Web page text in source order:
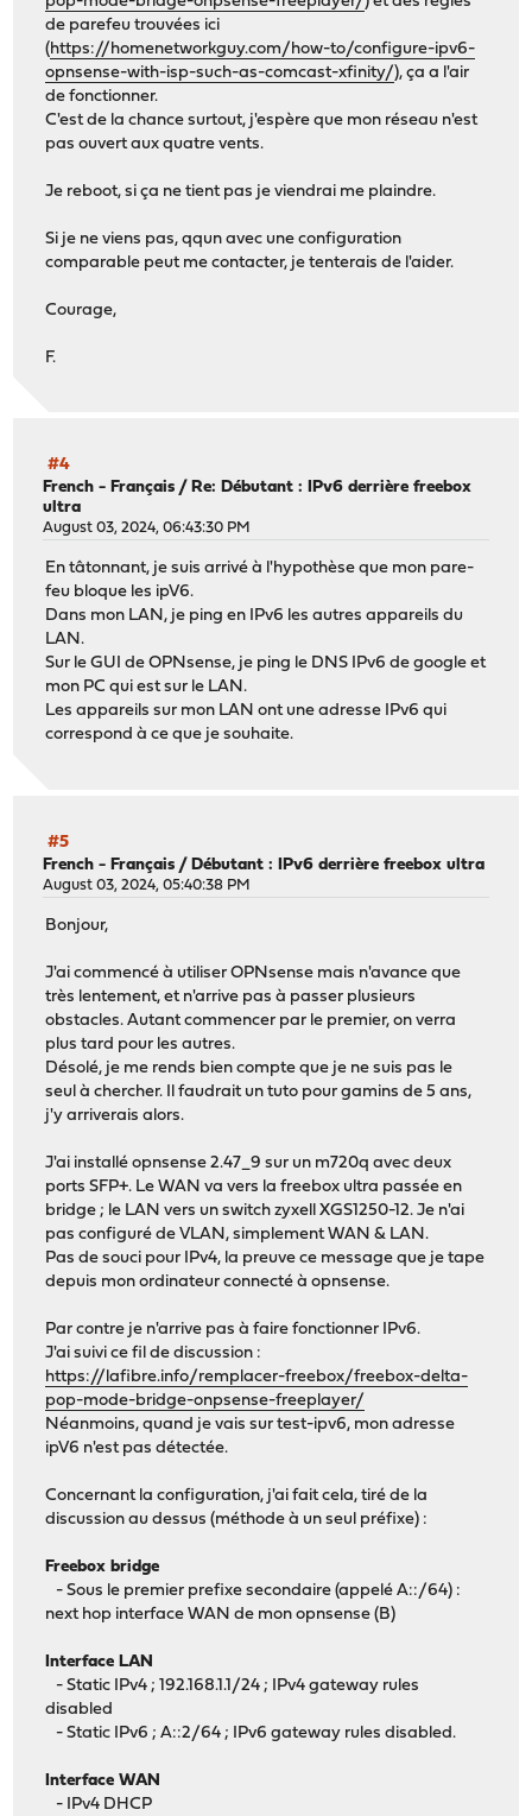
de parefeu trouvées ici
(https://homenetworkguy.com/how-to/configure-ipv6-
opnsense-with-isp-such-as-comcast-xfinity/), ça a l'air
de fonctionner.
C'est de la chance surtout, j'espère que mon réseau n'est
pas ouvert aux quatre vents.
Je reboot, si ça ne tient pas je viendrai me plaindre.
Si je ne viens pas, qqun avec une configuration
comparable peut me contacter, je tenterais de l'aider.
Courage,
F.
#4
French - Français /Re: Débutant : IPv6 derrière freebox
ultra
August 03, 2024, 06:43:30 PM
En tâtonnant, je suis arrivé à l'hypothèse que mon pare-
feu bloque les ipV6.
Dans mon LAN, je ping en IPv6 les autres appareils du
LAN.
Sur le GUI de OPNsense, je ping le DNS IPv6 de google et
mon PC qui est sur le LAN.
Les appareils sur mon LAN ont une adresse IPv6 qui
correspond à ce que je souhaite.
#5
French - Français / Débutant : IPv6 derrière freebox ultra
August 03, 2024, 05:40:38 PM
Bonjour,
J'ai commencé à utiliser OPNsense mais n'avance que
très lentement, et n'arrive pas à passer plusieurs
obstacles. Autant commencer par le premier, on verra
plus tard pour les autres.
Désolé, je me rends bien compte que je ne suis pas le
seul à chercher. Il faudrait un tuto pour gamins de 5 ans,
j'y arriverais alors.
J'ai installé opnsense 2.47_9 sur un m720q avec deux
ports SFP+. Le WAN va vers la freebox ultra passée en
bridge ; le LAN vers un switch zyxell XGS1250-12. Je n'ai
pas configuré de VLAN, simplement WAN & LAN.
Pas de souci pour IPv4, la preuve ce message que je tape
depuis mon ordinateur connecté à opnsense.
Par contre je n'arrive pas à faire fonctionner IPv6.
J'ai suivi ce fil de discussion :
https://lafibre.info/remplacer-freebox/freebox-delta-
pop-mode-bridge-onpsense-freeplayer/
Néanmoins, quand je vais sur test-ipv6, mon adresse
ipV6 n'est pas détectée.
Concernant la configuration, j'ai fait cela, tiré de la
discussion au dessus (méthode à un seul préfixe) :
Freebox bridge
- Sous le premier prefixe secondaire (appelé A::/64) :
next hop interface WAN de mon opnsense (B)
Interface LAN
- Static IPv4 ; 192.168.1.1/24 ; IPv4 gateway rules
disabled
- Static IPv6 ; A::2/64 ; IPv6 gateway rules disabled.
Interface WAN
- IPv4 DHCP